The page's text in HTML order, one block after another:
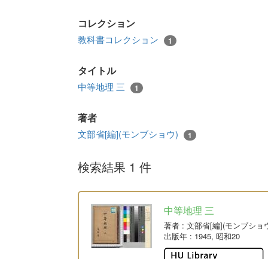
コレクション
教科書コレクション 1
タイトル
中等地理 三 1
著者
文部省[編](モンブショウ) 1
検索結果 1 件
中等地理 三
著者 : 文部省[編](モンブショ
出版年 : 1945, 昭和20